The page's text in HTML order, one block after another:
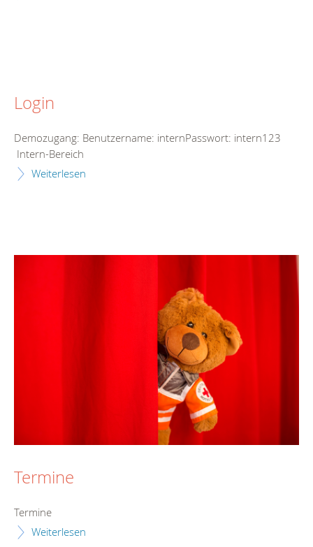
Login
Demozugang: Benutzername: internPasswort: intern123
Intern-Bereich
Weiterlesen
Termine
Termine
Weiterlesen